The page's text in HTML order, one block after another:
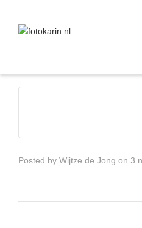
Super
Posted by Wijtze de Jong on 3